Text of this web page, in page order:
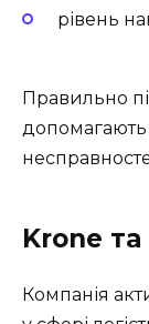
рівень
Правильно
допомагають
Krone та
Компанія